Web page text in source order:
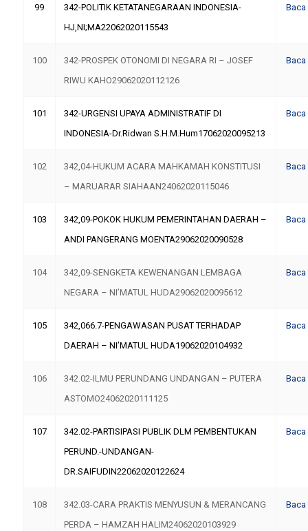
99
342-POLITIK KETATANEGARAAN INDONESIA-
HJ,NI;MA22062020115543
Baca
100
342-PROSPEK OTONOMI DI NEGARA RI – JOSEF
RIWU KAHO29062020112126
Baca
101
342-URGENSI UPAYA ADMINISTRATIF DI
INDONESIA-Dr.Ridwan S.H.M.Hum17062020095213
Baca
102
342,04-HUKUM ACARA MAHKAMAH KONSTITUSI
– MARUARAR SIAHAAN24062020115046
Baca
103
342,09-POKOK HUKUM PEMERINTAHAN DAERAH –
ANDI PANGERANG MOENTA29062020090528
Baca
104
342,09-SENGKETA KEWENANGAN LEMBAGA
NEGARA – NI’MATUL HUDA29062020095612
Baca
105
342,066.7-PENGAWASAN PUSAT TERHADAP
DAERAH – NI’MATUL HUDA19062020104932
Baca
106
342.02-ILMU PERUNDANG UNDANGAN – PUTERA
ASTOMO24062020111125
Baca
107
342.02-PARTISIPASI PUBLIK DLM PEMBENTUKAN
PERUND.-UNDANGAN-
DR.SAIFUDIN22062020122624
Baca
108
342.03-CARA PRAKTIS MENYUSUN & MERANCANG
PERDA – HAMZAH HALIM24062020103929
Baca